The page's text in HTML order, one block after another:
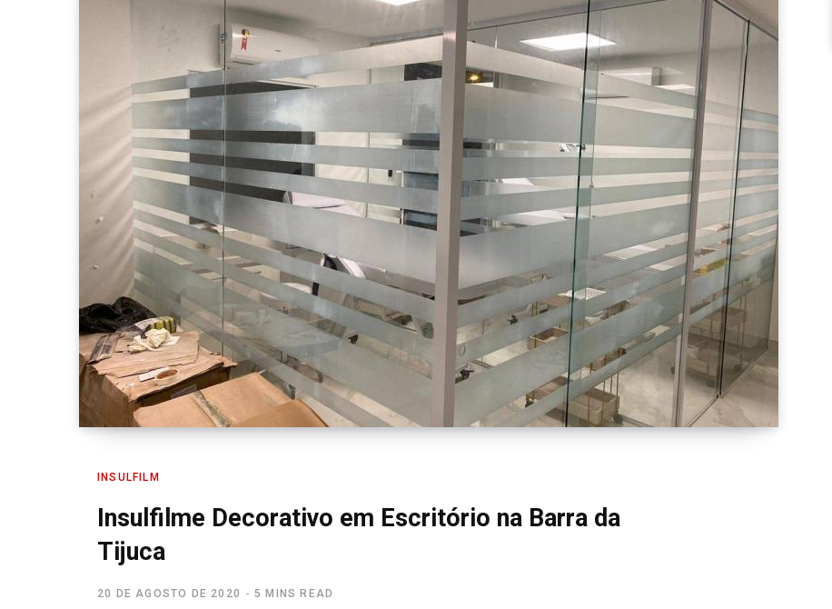
INSULFILM
Insulfilme Decorativo em Escritório na Barra da
Tijuca
20 DE AGOSTO DE 2020 5 MINS READ